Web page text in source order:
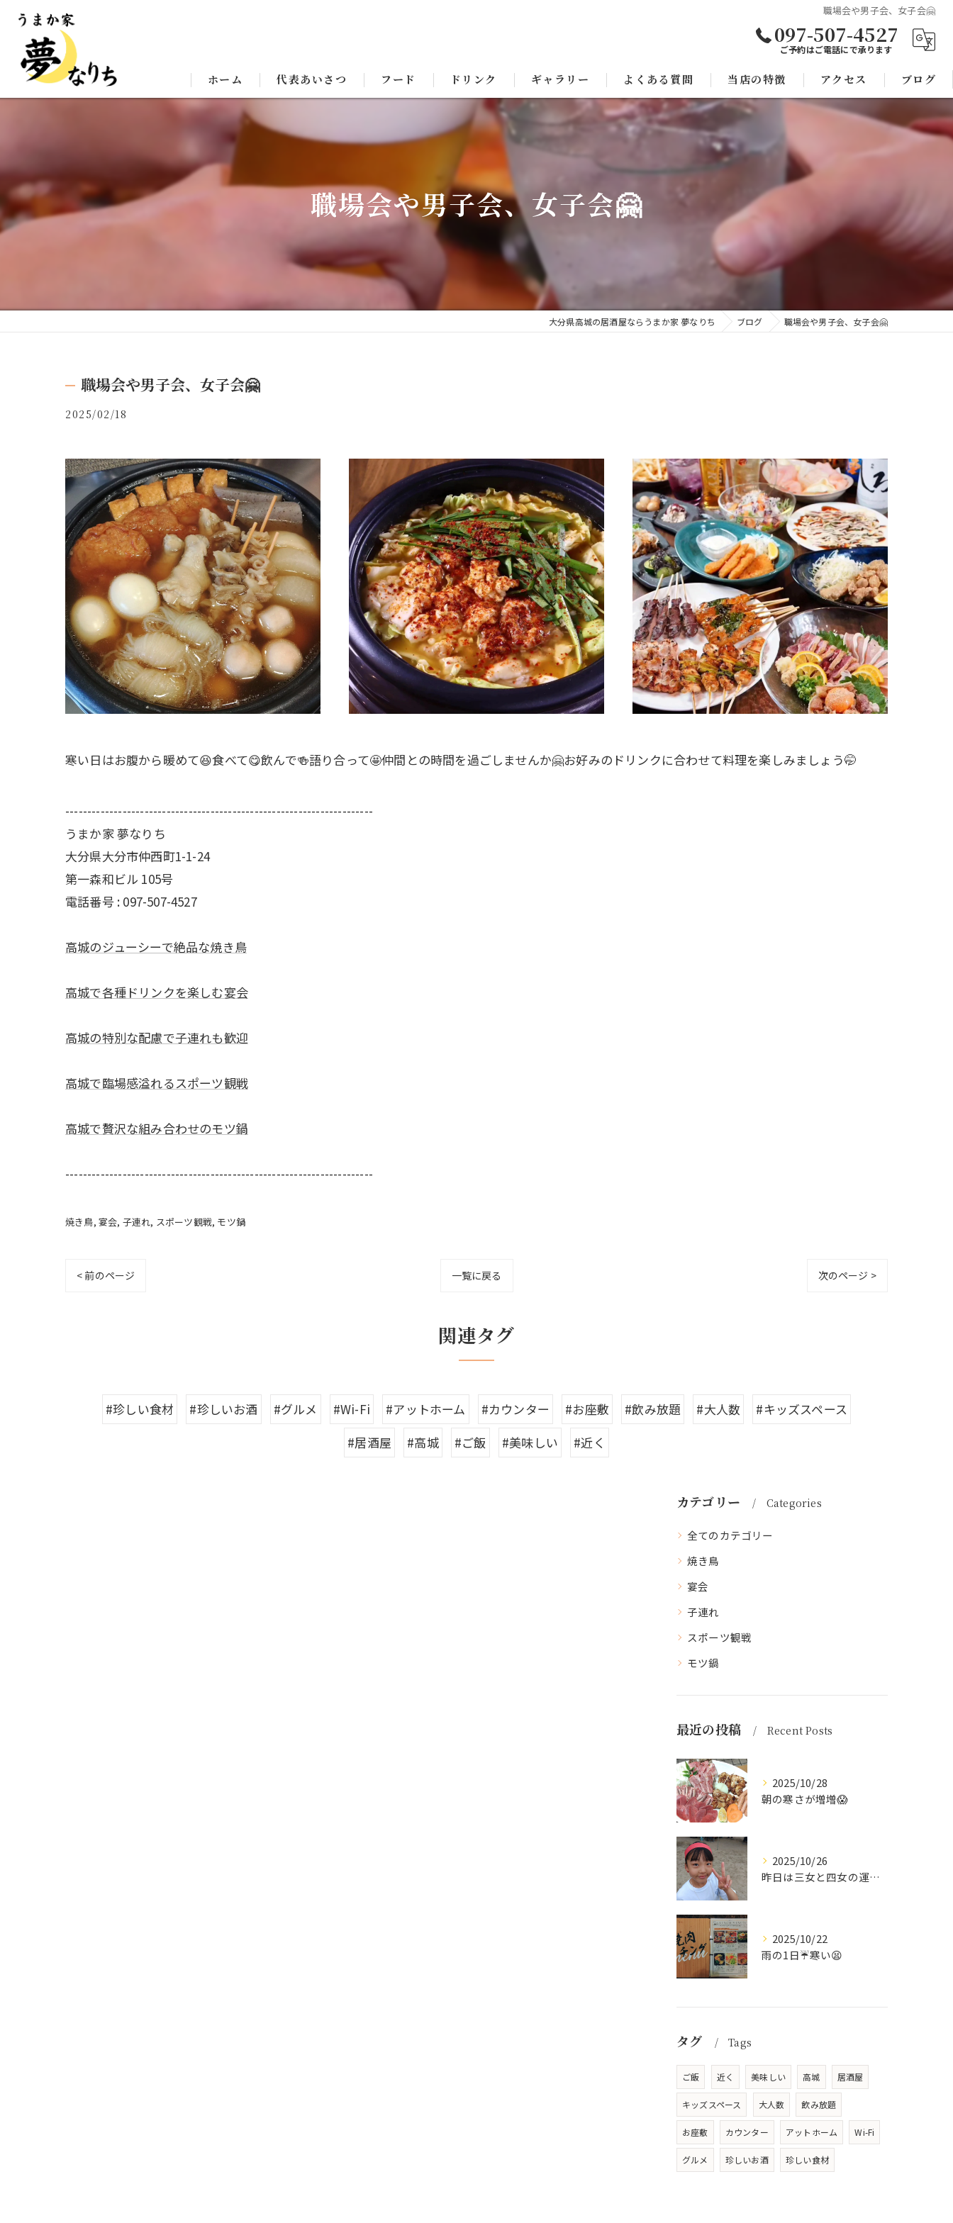
職場会や男子会、女子会🤗
097-507-4527
ご予約はご電話にで承ります
ホーム 代表あいさつ フード ドリンク ギャラリー よくある質問 当店の特徴
焼き鳥
宴会
子連れ
モツ鍋
アクセス ブログ
コラム
職場会や男子会、女子会🤗
大分県高城の居酒屋ならうまか家 夢なりち ブログ 職場会や男子会、女子会🤗
職場会や男子会、女子会🤗
2025/02/18
寒い日はお腹から暖めて😆食べて😋飲んで🍻語り合って🤩仲間との時間を過ごしませんか🤗お好みのドリンクに合わせて料理を楽しみましょう🤭
----------------------------------------------------------------------
うまか家 夢なりち
大分県大分市仲西町1-1-24
第一森和ビル 105号
電話番号 : 097-507-4527
高城のジューシーで絶品な焼き鳥
高城で各種ドリンクを楽しむ宴会
高城の特別な配慮で子連れも歓迎
高城で臨場感溢れるスポーツ観戦
高城で贅沢な組み合わせのモツ鍋
----------------------------------------------------------------------
焼き鳥 宴会 子連れ スポーツ観戦 モツ鍋
< 前のページ 一覧に戻る 次のページ >
関連タグ
#珍しい食材 #珍しいお酒 #グルメ #Wi-Fi #アットホーム #カウンター #お座敷 #飲み放題 #大人数
#キッズスペース
#居酒屋
#高城 #ご飯 #美味しい #近く
カテゴリー Categories
全てのカテゴリー
焼き鳥
宴会
子連れ
スポーツ観戦
モツ鍋
最近の投稿 Recent Posts
2025/10/28
朝の寒さが増増😱
2025/10/26
昨日は三女と四女の運動会🥰
2025/10/22
雨の1日☔寒い😫
タグ Tags
ご飯 近く 美味しい 高城 居酒屋
キッズスペース 大人数 飲み放題
お座敷 カウンター アットホーム Wi-Fi
グルメ 珍しいお酒 珍しい食材